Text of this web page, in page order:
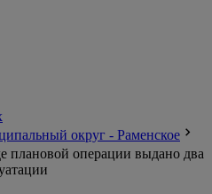
округ - Раменское
плановой операции выдано два